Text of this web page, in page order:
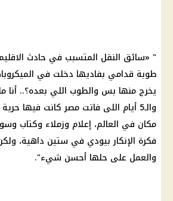
" «سائق النقل المتسبب في حادث
طوبة قدامي بفاديها دخلت في
يخرج منها بس والطوب اللي بعده؟.. أنا
والـ5 أيام اللى فاتت مصر كانت فيها
مكان في العالم، إعلام وزملاء وكتاب
فكرة الإنكار بيودي في ستين داهية،
والعمل على حلها أحسن شيء".